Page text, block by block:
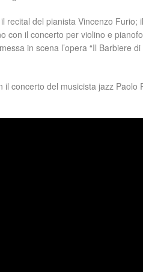
recital del pianista Vincenzo
con il concerto per violino e
in scena l’opera “Il Barbiere
concerto del musicista jazz Paolo